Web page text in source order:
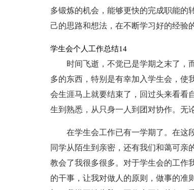
多锻炼的机会，能够更快的完成职能的
己的思路和想法，在不断学习好的经验
学生会个人工作总结14
时间飞逝，不觉已是学期之末了，
多的东西，特别是有幸加入学生会，使
会生涯马上就要结束了，回过头来看看
生到熟悉，从只身一人到团对协作。无
在学生会工作已有一学期了。在这
同学从陌生到亲密，还有我们和蔼可亲
教会了我很多很多。对于学生会的工作
的干事，让我对做人的原则，做事的准